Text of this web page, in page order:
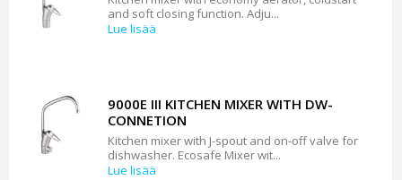
and soft closing function. Adju...
Lue lisää
9000E III KITCHEN MIXER WITH DW-
CONNETION
Kitchen mixer with J-spout and on-off valve for
dishwasher. Ecosafe Mixer wit...
Lue lisää